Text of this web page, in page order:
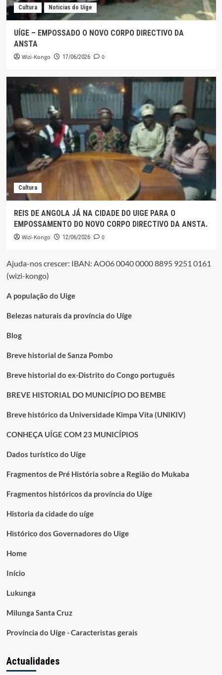
Cultura Noticias do Uige
UÍGE – EMPOSSADO O NOVO CORPO DIRECTIVO DA
ANSTA
Wizi-Kongo 17/06/2026 0
Cultura
REIS DE ANGOLA JÁ NA CIDADE DO UIGE PARA O
EMPOSSAMENTO DO NOVO CORPO DIRECTIVO DA ANSTA.
Wizi-Kongo 12/06/2026 0
Ajuda-nos crescer: IBAN: AO06 0040 0000 8895 9251 0161
(wizi-kongo)
A população do Uige
Belezas naturais da província do Uíge
Blog
Breve historial de Sanza Pombo
Breve historial do ex-Distrito do Congo português
BREVE HISTORIAL DO MUNICÍPIO DO BEMBE
Breve histórico da Universidade Kimpa Vita (UNIKIV)
CONHEÇA UÍGE COM 23 MUNICÍPIOS
Dados turístico do Uíge
Fragmentos de Pré História sobre a Região do Mukaba
Fragmentos históricos da província do Uíge
Historia da cidade do uíge
Histórico dos Governadores do Uige
Home
Início
Lukunga
Milunga Santa Cruz
Província do Uíge - Caracteristas gerais
Actualidades